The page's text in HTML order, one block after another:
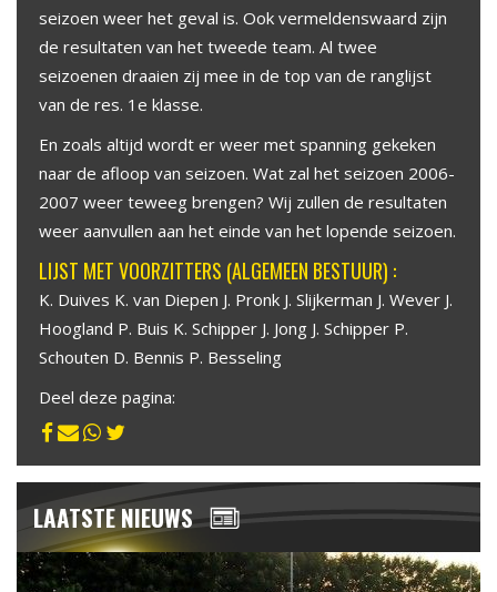
seizoen weer het geval is. Ook vermeldenswaard zijn
de resultaten van het tweede team. Al twee
seizoenen draaien zij mee in de top van de ranglijst
van de res. 1e klasse.
En zoals altijd wordt er weer met spanning gekeken
naar de afloop van seizoen. Wat zal het seizoen 2006-
2007 weer teweeg brengen? Wij zullen de resultaten
weer aanvullen aan het einde van het lopende seizoen.
LIJST MET VOORZITTERS (ALGEMEEN BESTUUR) :
K. Duives K. van Diepen J. Pronk J. Slijkerman J. Wever J.
Hoogland P. Buis K. Schipper J. Jong J. Schipper P.
Schouten D. Bennis P. Besseling
Deel deze pagina:
LAATSTE NIEUWS